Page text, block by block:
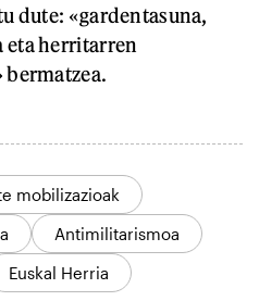
dute: «gardentasuna,
eta herritarren
bermatzea.
mobilizazioak
Antimilitarismoa
Euskal Herria